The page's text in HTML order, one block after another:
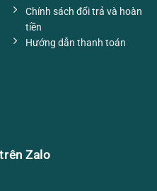
Chính sách đổi trả và hoàn
tiền
Hướng dẫn thanh toán
Zalo